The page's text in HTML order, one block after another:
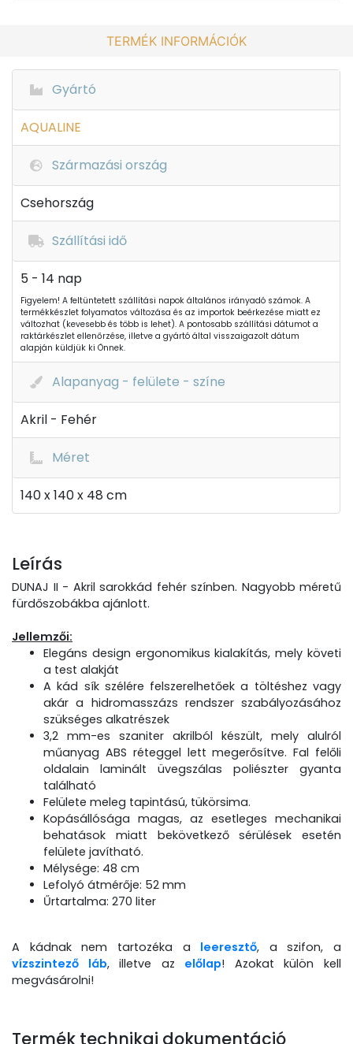
TERMÉK INFORMÁCIÓK
Gyártó
AQUALINE
Származási ország
Csehország
Szállítási idő
5 - 14 nap
Figyelem! A feltüntetett szállítási napok általános irányadó számok. A
termékkészlet folyamatos változása és az importok beérkezése miatt ez
változhat (kevesebb és több is lehet). A pontosabb szállítási dátumot a
raktárkészlet ellenőrzése, illetve a gyártó által visszaigazolt dátum
alapján küldjük ki Önnek.
Alapanyag - felülete - színe
Akril - Fehér
Méret
140 x 140 x 48 cm
Leírás
DUNAJ II - Akril sarokkád fehér színben. Nagyobb méretű
fürdőszobákba ajánlott.
Jellemzői:
Elegáns design ergonomikus kialakítás, mely követi
a test alakját
A kád sík szélére felszerelhetőek a töltéshez vagy
akár a hidromasszázs rendszer szabályozásához
szükséges alkatrészek
3,2 mm-es szaniter akrilból készült, mely alulról
műanyag ABS réteggel lett megerősítve. Fal felőli
oldalain laminált üvegszálas poliészter gyanta
található
Felülete meleg tapintású, tükörsima.
Kopásállósága magas, az esetleges mechanikai
behatások miatt bekövetkező sérülések esetén
felülete javítható.
Mélysége: 48 cm
Lefolyó átmérője: 52 mm
Űrtartalma: 270 liter
A kádnak nem tartozéka a leeresztő, a szifon, a
vízszintező láb, illetve az előlap! Azokat külön kell
megvásárolni!
Termék technikai dokumentáció